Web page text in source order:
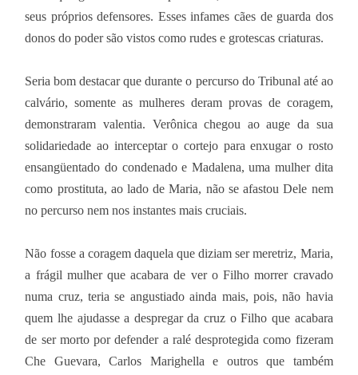
seus próprios defensores. Esses infames cães de guarda dos
donos do poder são vistos como rudes e grotescas criaturas.
Seria bom destacar que durante o percurso do Tribunal até ao
calvário, somente as mulheres deram provas de coragem,
demonstraram valentia. Verônica chegou ao auge da sua
solidariedade ao interceptar o cortejo para enxugar o rosto
ensangüentado do condenado e Madalena, uma mulher dita
como prostituta, ao lado de Maria, não se afastou Dele nem
no percurso nem nos instantes mais cruciais.
Não fosse a coragem daquela que diziam ser meretriz, Maria,
a frágil mulher que acabara de ver o Filho morrer cravado
numa cruz, teria se angustiado ainda mais, pois, não havia
quem lhe ajudasse a despregar da cruz o Filho que acabara
de ser morto por defender a ralé desprotegida como fizeram
Che Guevara, Carlos Marighella e outros que também